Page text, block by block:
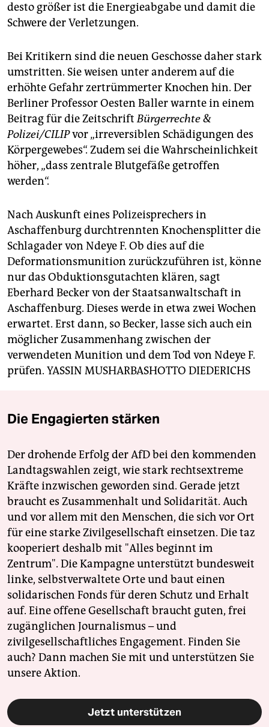
desto größer ist die Energieabgabe und damit die
Schwere der Verletzungen.
Bei Kritikern sind die neuen Geschosse daher stark
umstritten. Sie weisen unter anderem auf die
erhöhte Gefahr zertrümmerter Knochen hin. Der
Berliner Professor Oesten Baller warnte in einem
Beitrag für die ZeitschriftBürgerrechte &
Polizei/CILIPvor „irreversiblen Schädigungen des
Körpergewebes“. Zudem sei die Wahrscheinlichkeit
höher, „dass zentrale Blutgefäße getroffen
werden“.
Nach Auskunft eines Polizeisprechers in
Aschaffenburg durchtrennten Knochensplitter die
Schlagader von Ndeye F. Ob dies auf die
Deformationsmunition zurückzuführen ist, könne
nur das Obduktionsgutachten klären, sagt
Eberhard Becker von der Staatsanwaltschaft in
Aschaffenburg. Dieses werde in etwa zwei Wochen
erwartet. Erst dann, so Becker, lasse sich auch ein
möglicher Zusammenhang zwischen der
verwendeten Munition und dem Tod von Ndeye F.
prüfen. YASSIN MUSHARBASHOTTO DIEDERICHS
Die Engagierten stärken
Der drohende Erfolg der AfD bei den kommenden
Landtagswahlen zeigt, wie stark rechtsextreme
Kräfte inzwischen geworden sind. Gerade jetzt
braucht es Zusammenhalt und Solidarität. Auch
und vor allem mit den Menschen, die sich vor Ort
für eine starke Zivilgesellschaft einsetzen. Die taz
kooperiert deshalb mit "Alles beginnt im
Zentrum". Die Kampagne unterstützt bundesweit
linke, selbstverwaltete Orte und baut einen
solidarischen Fonds für deren Schutz und Erhalt
auf. Eine offene Gesellschaft braucht guten, frei
zugänglichen Journalismus – und
zivilgesellschaftliches Engagement. Finden Sie
auch? Dann machen Sie mit und unterstützen Sie
unsere Aktion.
Jetzt unterstützen